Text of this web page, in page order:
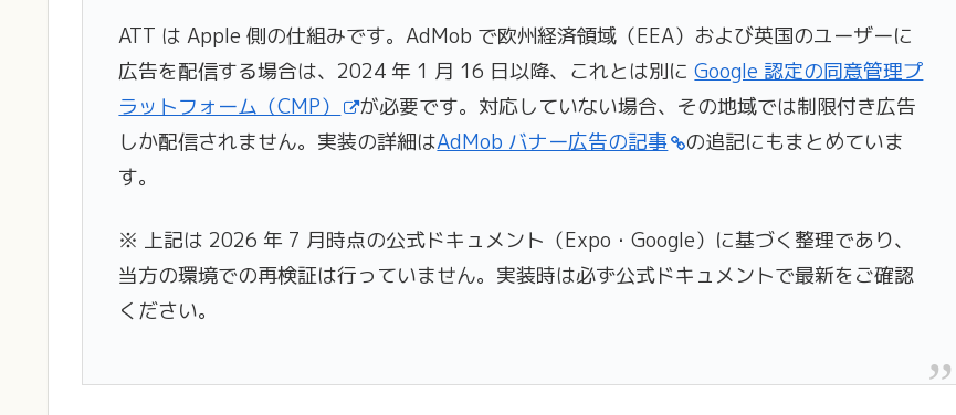
ATT は Apple 側の仕組みです。AdMob で欧州経済領域（EEA）および英国のユーザーに
広告を配信する場合は、2024 年 1 月 16 日以降、これとは別にGoogle 認定の同意管理プ
ラットフォーム（CMP）
が必要です。対応していない場合、その地域では制限付き広告
しか配信されません。実装の詳細はAdMob バナー広告の記事
の追記にもまとめていま
す。
※ 上記は 2026 年 7 月時点の公式ドキュメント（Expo・Google）に基づく整理であり、
当方の環境での再検証は行っていません。実装時は必ず公式ドキュメントで最新をご確認
ください。